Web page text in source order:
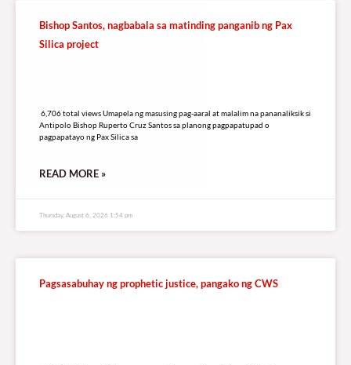
Bishop Santos, nagbabala sa matinding panganib ng Pax
Silica project
6,706 total views Umapela ng masusing pag-aaral at malalim na pananaliksik si
Antipolo Bishop Ruperto Cruz Santos sa planong pagpapatupad o
pagpapatayo ng Pax Silica sa
READ MORE »
Thursday, August 6, 2026 1:54 pm
Pagsasabuhay ng prophetic justice, pangako ng CWS